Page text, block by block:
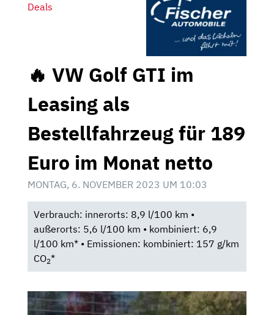
Deals
🔥 VW Golf GTI im
Leasing als
Bestellfahrzeug für 189
Euro im Monat netto
MONTAG, 6. NOVEMBER 2023 UM 10:03
Verbrauch: innerorts: 8,9 l/100 km •
außerorts: 5,6 l/100 km • kombiniert: 6,9
l/100 km* • Emissionen: kombiniert: 157 g/km
CO2*